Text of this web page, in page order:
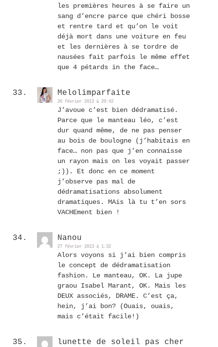
les premières heures à se faire un
sang d’encre parce que chéri bosse
et rentre tard et qu’on le voit
déjà mort dans une voiture en feu
et les dernières à se tordre de
nausées fait parfois le même effet
que 4 pétards in the face…
Melolimparfaite
26 février 2013 à 20:42
J’avoue c’est bien dédramatisé.
Parce que le manteau léo, c’est
dur quand même, de ne pas penser
au bois de boulogne (j’habitais en
face… non pas que j’en connaisse
un rayon mais on les voyait passer
;)). Et donc en ce moment
j’observe pas mal de
dédramatisations absolument
dramatiques. MAis là tu t’en sors
VACHEment bien !
Nanou
27 février 2013 à 1:32
Alors voyons si j’ai bien compris
le concept de dédramatisation
fashion. Le manteau, OK. La jupe
graou Isabel Marant, OK. Mais les
DEUX associés, DRAME. C’est ça,
hein, j’ai bon? (Ouais, ouais,
mais c’était facile!)
lunette de soleil pas cher